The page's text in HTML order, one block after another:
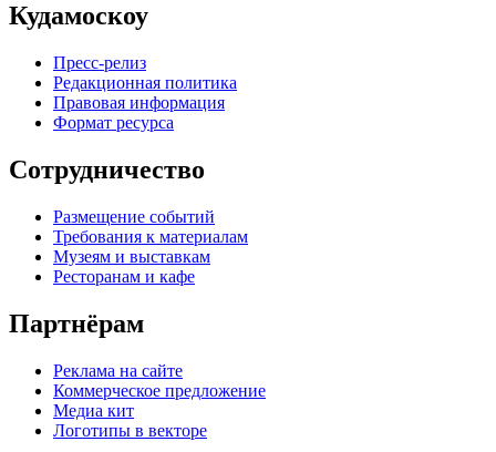
Кудамоскоу
Пресс-релиз
Редакционная политика
Правовая информация
Формат ресурса
Сотрудничество
Размещение событий
Требования к материалам
Музеям и выставкам
Ресторанам и кафе
Партнёрам
Реклама на сайте
Коммерческое предложение
Медиа кит
Логотипы в векторе